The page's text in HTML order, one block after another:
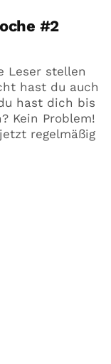
#2
Leser stellen
hast du auch
hast dich bis
Kein Problem!
regelmäßig